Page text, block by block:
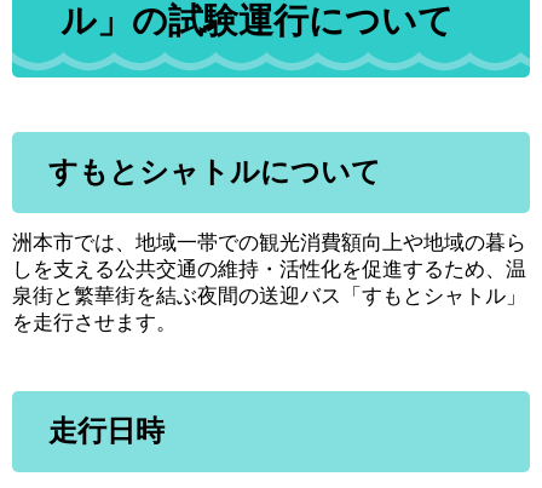
ル」の試験運行について
すもとシャトルについて
洲本市では、地域一帯での観光消費額向上や地域の暮ら
しを支える公共交通の維持・活性化を促進するため、温
泉街と繁華街を結ぶ夜間の送迎バス「すもとシャトル」
を走行させます。
走行日時